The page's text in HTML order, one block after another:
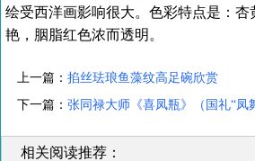
绘受西洋画影响很大。色彩特点是：
艳，胭脂红色浓而透明。
上一篇： 掐丝珐琅鱼藻纹高足碗欣赏
下一篇： 张同禄大师《喜凤瓶》（国礼“凤
相关阅读推荐：